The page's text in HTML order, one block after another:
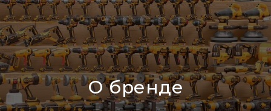
О бренде